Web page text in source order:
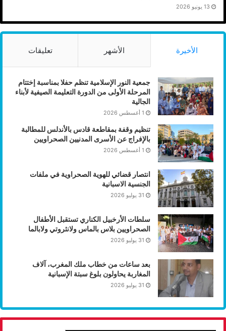
13 يونيو 2026
الأخيرة الأشهر تعليقات
جمعية النور الإسلامية تنظم حفلا بمناسبة إختتام
المرحلة الأولى من الدورة التعليمة الصيفية لأبناء
الجالية
1 أغسطس 2026
تنظيم وقفة بمقاطعة قادس بالأندلس للمطالبة
بالإفراج عن الأسرى المدنيين الصحراويين
1 أغسطس 2026
انتصار قضائي للهوية الصحراوية في ملفات
الجنسية الاسبانية
31 يوليو 2026
سلطات الأرخبيل الكناري تستقبل الأطفال
الصحراويين بلاس بالماس ولانثروتي ولابالما
31 يوليو 2026
بعد ساعات من خطاب ملك المغرب، آلاف
المغاربة يحاولون بلوغ سبتة الإسبانية
31 يوليو 2026